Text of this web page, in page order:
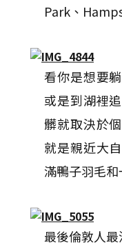
Park、
看你是想要
或是到湖裡
髒就取決於
就是親近大
滿鴨子羽毛和
最後倫敦人